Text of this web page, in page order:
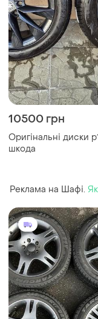
10500 грн
Оригінальні диски
шкода
Реклама на Шафі.